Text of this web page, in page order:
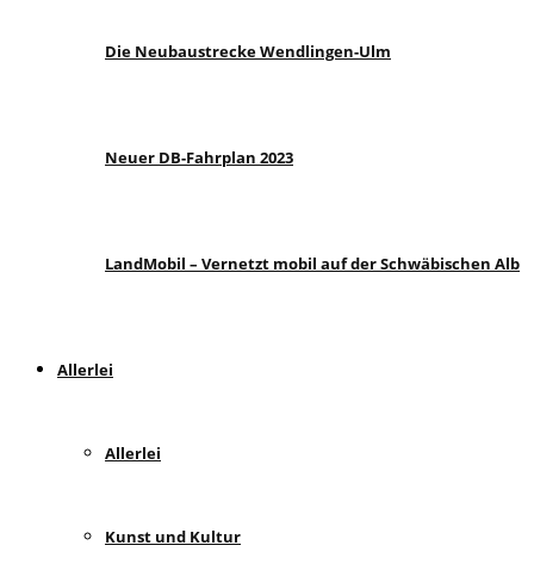
Die Neubaustrecke Wendlingen-Ulm
Neuer DB-Fahrplan 2023
LandMobil – Vernetzt mobil auf der Schwäbischen Alb
Allerlei
Allerlei
Kunst und Kultur